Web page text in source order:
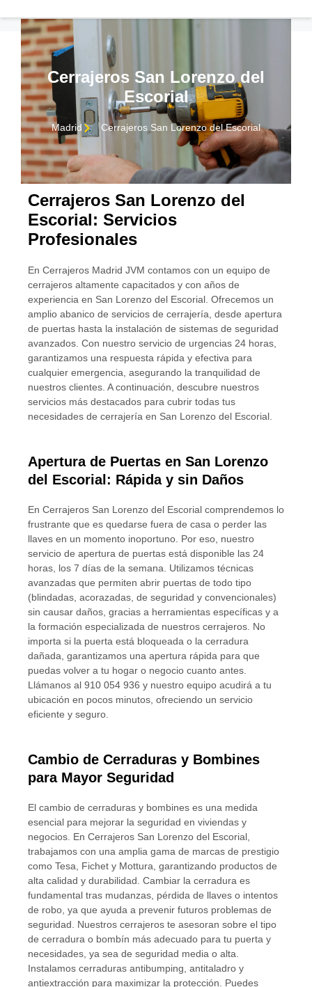
CONTACTO
Cerrajeros San Lorenzo del
Escorial
Madrid Cerrajeros San Lorenzo del Escorial
Cerrajeros San Lorenzo del
Escorial: Servicios
Profesionales
En Cerrajeros Madrid JVM contamos con un equipo de
cerrajeros altamente capacitados y con años de
experiencia en San Lorenzo del Escorial. Ofrecemos un
amplio abanico de servicios de cerrajería, desde apertura
de puertas hasta la instalación de sistemas de seguridad
avanzados. Con nuestro servicio de urgencias 24 horas,
garantizamos una respuesta rápida y efectiva para
cualquier emergencia, asegurando la tranquilidad de
nuestros clientes. A continuación, descubre nuestros
servicios más destacados para cubrir todas tus
necesidades de cerrajería en San Lorenzo del Escorial.
Apertura de Puertas en San Lorenzo
del Escorial: Rápida y sin Daños
En Cerrajeros San Lorenzo del Escorial comprendemos lo
frustrante que es quedarse fuera de casa o perder las
llaves en un momento inoportuno. Por eso, nuestro
servicio de apertura de puertas está disponible las 24
horas, los 7 días de la semana. Utilizamos técnicas
avanzadas que permiten abrir puertas de todo tipo
(blindadas, acorazadas, de seguridad y convencionales)
sin causar daños, gracias a herramientas específicas y a
la formación especializada de nuestros cerrajeros. No
importa si la puerta está bloqueada o la cerradura
dañada, garantizamos una apertura rápida para que
puedas volver a tu hogar o negocio cuanto antes.
Llámanos al 910 054 936 y nuestro equipo acudirá a tu
ubicación en pocos minutos, ofreciendo un servicio
eficiente y seguro.
Cambio de Cerraduras y Bombines
para Mayor Seguridad
El cambio de cerraduras y bombines es una medida
esencial para mejorar la seguridad en viviendas y
negocios. En Cerrajeros San Lorenzo del Escorial,
trabajamos con una amplia gama de marcas de prestigio
como Tesa, Fichet y Mottura, garantizando productos de
alta calidad y durabilidad. Cambiar la cerradura es
fundamental tras mudanzas, pérdida de llaves o intentos
de robo, ya que ayuda a prevenir futuros problemas de
seguridad. Nuestros cerrajeros te asesoran sobre el tipo
de cerradura o bombín más adecuado para tu puerta y
necesidades, ya sea de seguridad media o alta.
Instalamos cerraduras antibumping, antitaladro y
antiextracción para maximizar la protección. Puedes